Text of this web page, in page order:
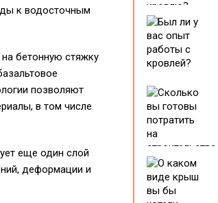
к водосточным
бетонную стяжку
позволяют
в том числе
еще один слой
деформации и